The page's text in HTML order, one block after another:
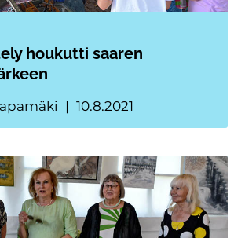
houkutti saaren
10.8.2021